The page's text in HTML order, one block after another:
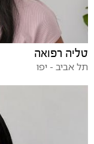
טליה רפואה
תל אביב - יפו